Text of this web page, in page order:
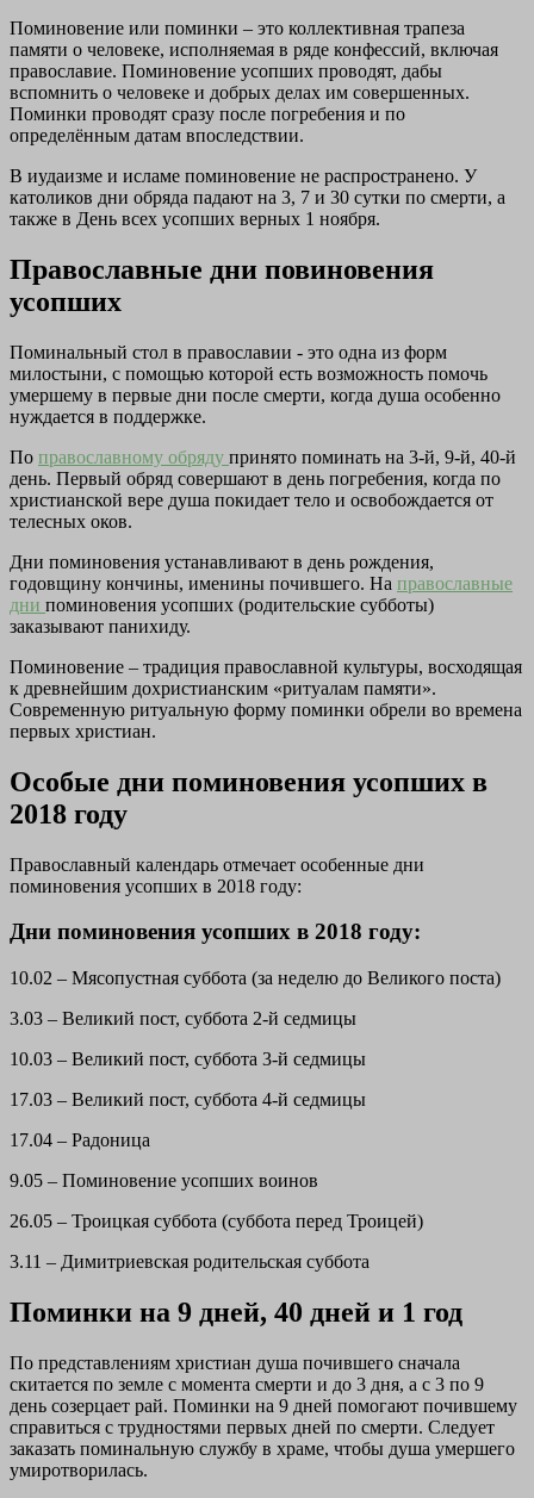
Поминовение или поминки – это коллективная трапеза
памяти о человеке, исполняемая в ряде конфессий, включая
православие. Поминовение усопших проводят, дабы
вспомнить о человеке и добрых делах им совершенных.
Поминки проводят сразу после погребения и по
определённым датам впоследствии.
В иудаизме и исламе поминовение не распространено. У
католиков дни обряда падают на 3, 7 и 30 сутки по смерти, а
также в День всех усопших верных 1 ноября.
Православные дни повиновения
усопших
Поминальный стол в православии - это одна из форм
милостыни, с помощью которой есть возможность помочь
умершему в первые дни после смерти, когда душа особенно
нуждается в поддержке.
По православному обряду принято поминать на 3-й, 9-й, 40-й
день. Первый обряд совершают в день погребения, когда по
христианской вере душа покидает тело и освобождается от
телесных оков.
Дни поминовения устанавливают в день рождения,
годовщину кончины, именины почившего. На православные
дни поминовения усопших (родительские субботы)
заказывают панихиду.
Поминовение – традиция православной культуры, восходящая
к древнейшим дохристианским «ритуалам памяти».
Современную ритуальную форму поминки обрели во времена
первых христиан.
Особые дни поминовения усопших в
2018 году
Православный календарь отмечает особенные дни
поминовения усопших в 2018 году:
Дни поминовения усопших в 2018 году:
10.02 – Мясопустная суббота (за неделю до Великого поста)
3.03 – Великий пост, суббота 2-й седмицы
10.03 – Великий пост, суббота 3-й седмицы
17.03 – Великий пост, суббота 4-й седмицы
17.04 – Радоница
9.05 – Поминовение усопших воинов
26.05 – Троицкая суббота (суббота перед Троицей)
3.11 – Димитриевская родительская суббота
Поминки на 9 дней, 40 дней и 1 год
По представлениям христиан душа почившего сначала
скитается по земле с момента смерти и до 3 дня, а с 3 по 9
день созерцает рай. Поминки на 9 дней помогают почившему
справиться с трудностями первых дней по смерти. Следует
заказать поминальную службу в храме, чтобы душа умершего
умиротворилась.